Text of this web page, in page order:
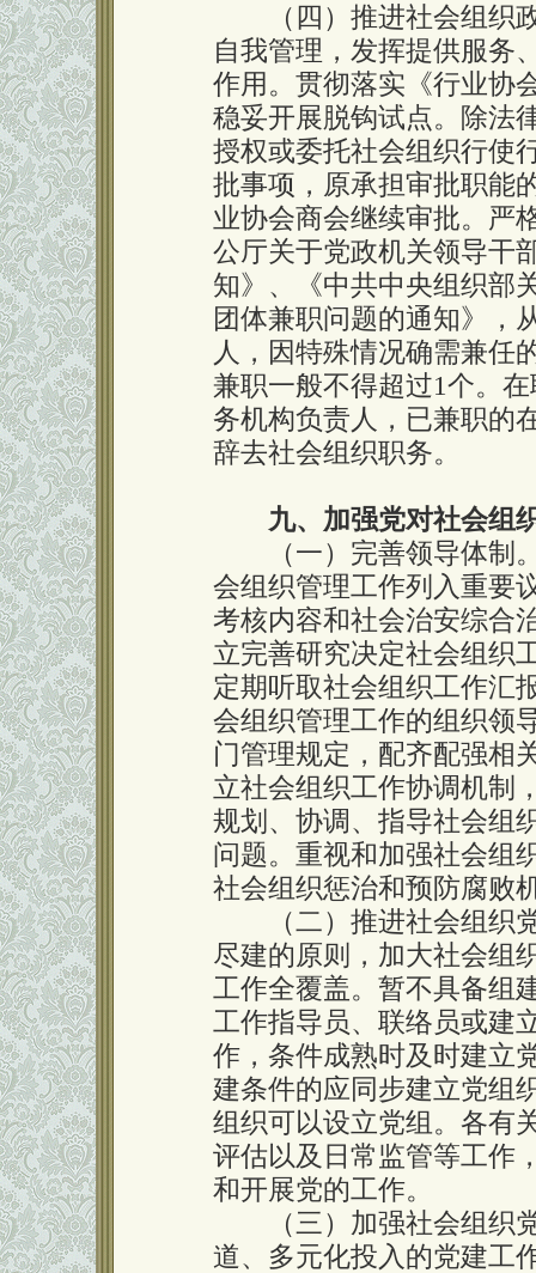
（四）推进社会组织政
自我管理，发挥提供服务
作用。贯彻落实《行业协
稳妥开展脱钩试点。除法
授权或委托社会组织行使
批事项，原承担审批职能
业协会商会继续审批。严
公厅关于党政机关领导干
知》、《中共中央组织部
团体兼职问题的通知》，
人，因特殊情况确需兼任
兼职一般不得超过1个。
务机构负责人，已兼职的
辞去社会组织职务。
九、加强党对社会组
（一）完善领导体制。
会组织管理工作列入重要
考核内容和社会治安综合
立完善研究决定社会组织
定期听取社会组织工作汇
会组织管理工作的组织领
门管理规定，配齐配强相
立社会组织工作协调机制
规划、协调、指导社会组
问题。重视和加强社会组
社会组织惩治和预防腐败
（二）推进社会组织党
尽建的原则，加大社会组
工作全覆盖。暂不具备组
工作指导员、联络员或建
作，条件成熟时及时建立
建条件的应同步建立党组
组织可以设立党组。各有
评估以及日常监管等工作
和开展党的工作。
（三）加强社会组织党
道、多元化投入的党建工